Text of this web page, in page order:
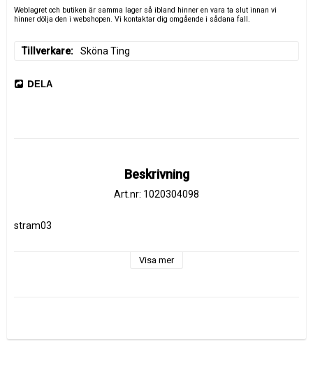
Weblagret och butiken är samma lager så ibland hinner en vara ta slut innan vi
hinner dölja den i webshopen. Vi kontaktar dig omgående i sådana fall.
Tillverkare Sköna Ting
DELA
Beskrivning
Art.nr: 1020304098
stram03
Visa mer